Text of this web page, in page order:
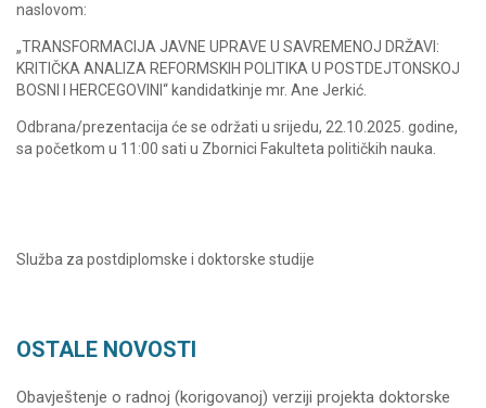
naslovom:
„TRANSFORMACIJA JAVNE UPRAVE U SAVREMENOJ DRŽAVI:
KRITIČKA ANALIZA REFORMSKIH POLITIKA U POSTDEJTONSKOJ
BOSNI I HERCEGOVINI“ kandidatkinje mr. Ane Jerkić.
Odbrana/prezentacija će se održati u srijedu, 22.10.2025. godine,
sa početkom u 11:00 sati u Zbornici Fakulteta političkih nauka.
Služba za postdiplomske i doktorske studije
OSTALE NOVOSTI
Obavještenje o radnoj (korigovanoj) verziji projekta doktorske